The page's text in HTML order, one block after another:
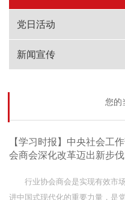
党日活动
新闻宣传
您的
【学习时报】中央社会工
会商会深化改革迈出新步伐
行业协会商会是实现有效市
进中国式现代化的重要力量，是